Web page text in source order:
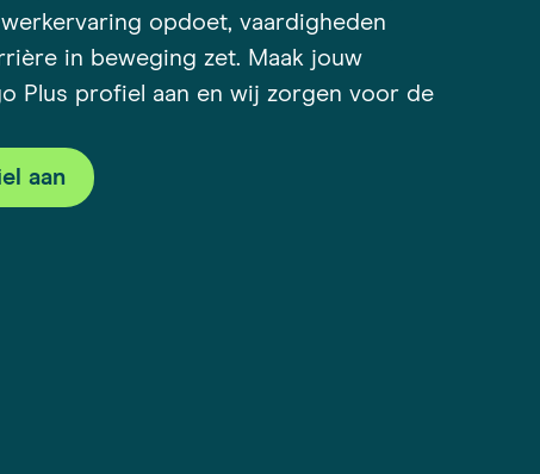
opdoet, vaardigheden
in beweging zet. Maak jouw
Plus profiel aan en wij zorgen voor de
aan